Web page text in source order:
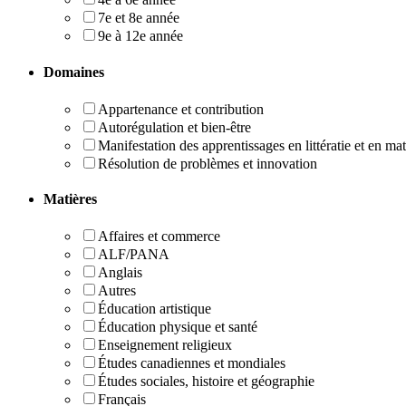
7e et 8e année
9e à 12e année
Domaines
Appartenance et contribution
Autorégulation et bien-être
Manifestation des apprentissages en littératie et en
Résolution de problèmes et innovation
Matières
Affaires et commerce
ALF/PANA
Anglais
Autres
Éducation artistique
Éducation physique et santé
Enseignement religieux
Études canadiennes et mondiales
Études sociales, histoire et géographie
Français